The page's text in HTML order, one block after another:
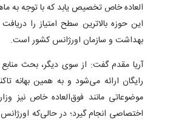
العاده خاص تخصیص یابد که با توجه به
این حوزه بالاترین سطح امتیاز را
بهداشت و سازمان اورژانس کشور است.
آریا مقدم گفت: از سوی دیگر، بحث
رایگان ارائه می‌شود و به همین بهانه
موضوعاتی مانند فوق‌العاده خاص نیز
اختصاصی انجام گیرد؛ در حالی‌که